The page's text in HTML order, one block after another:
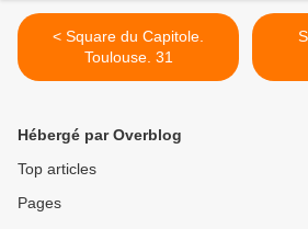
< Square du Capitole.
Toulouse. 31
Hébergé par Overblog
Top articles
Pages